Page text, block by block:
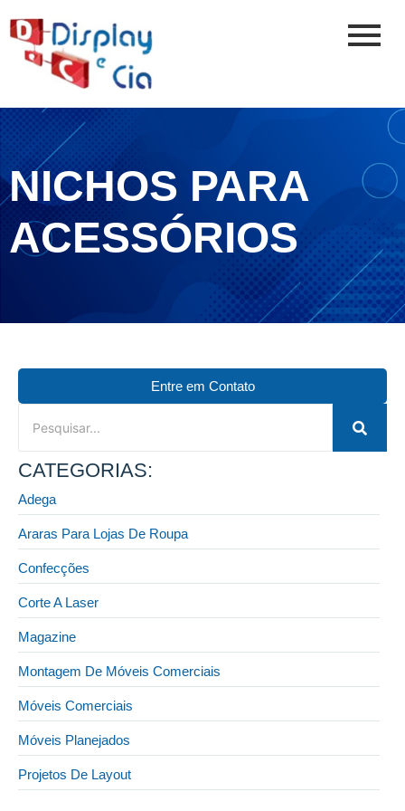
NICHOS PARA
ACESSÓRIOS
Entre em Contato
CATEGORIAS:
Adega
Araras Para Lojas De Roupa
Confecções
Corte A Laser
Magazine
Montagem De Móveis Comerciais
Móveis Comerciais
Móveis Planejados
Projetos De Layout